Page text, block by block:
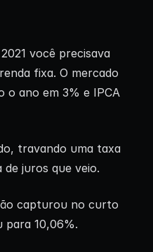
você precisava
fixa. O mercado
o ano em 3% e IPCA
travando uma taxa
juros que veio.
capturou no curto
para 10,06%.